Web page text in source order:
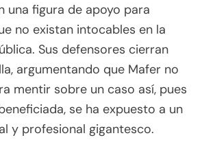
una figura de apoyo para
no existan intocables en la
Sus defensores cierran
argumentando que Mafer no
mentir sobre un caso así, pues
se ha expuesto a un
y profesional gigantesco.